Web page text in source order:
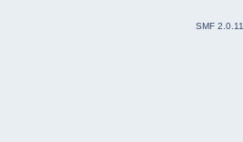
SMF 2.0.11